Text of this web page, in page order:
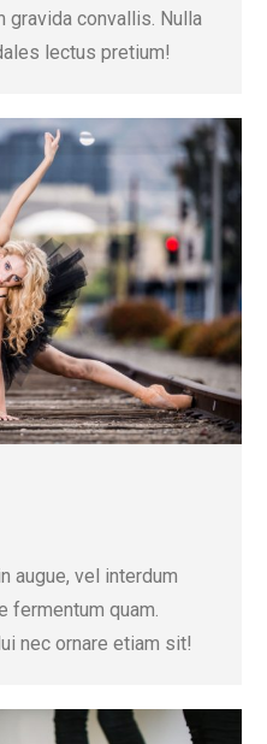
gravida convallis. Nulla
lectus pretium!
augue, vel interdum
fermentum quam.
nec ornare etiam sit!